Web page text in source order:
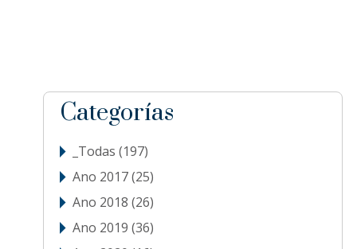
sidebar
Blog
Sidebar
Categorías
_Todas (197)
Ano 2017(25)
Ano 2018 (26)
Ano 2019 (36)